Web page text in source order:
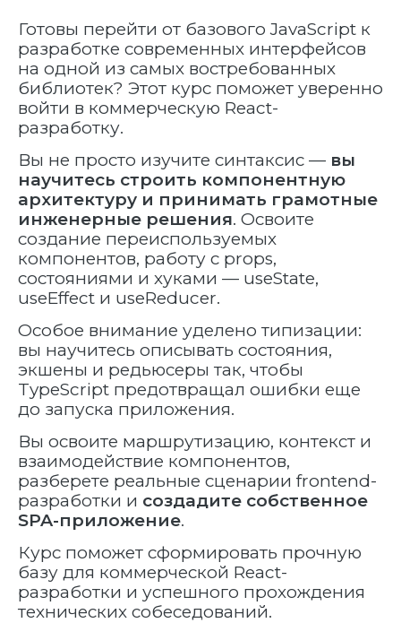
Готовы перейти от базового JavaScript к
разработке современных интерфейсов
на одной из самых востребованных
библиотек? Этот курс поможет уверенно
войти в коммерческую React-
разработку.
Вы не просто изучите синтаксис — вы
научитесь строить компонентную
архитектуру и принимать грамотные
инженерные решения. Освоите
создание переиспользуемых
компонентов, работу с props,
состояниями и хуками — useState,
useEffect и useReducer.
Особое внимание уделено типизации:
вы научитесь описывать состояния,
экшены и редьюсеры так, чтобы
TypeScript предотвращал ошибки еще
до запуска приложения.
Вы освоите маршрутизацию, контекст и
взаимодействие компонентов,
разберете реальные сценарии frontend-
разработки и создадите собственное
SPA-приложение.
Курс поможет сформировать прочную
базу для коммерческой React-
разработки и успешного прохождения
технических собеседований.